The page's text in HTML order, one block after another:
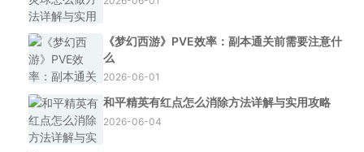
《梦幻西游》PVE效率：副本通关前需要注意什
么
2026-06-01
和平精英有红点怎么消除方法详解与实用攻略
2026-06-04